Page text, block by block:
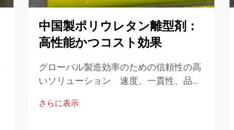
中国製ポリウレタン離型剤：
高性能かつコスト効果
グローバル製造効率のための信頼性の高
いソリューション 速度、一貫性、品質
て、材料および加工助剤の選定は最終的
さらに表示